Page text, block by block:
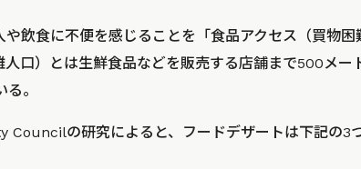
飲食に不便を感じることを「食品アクセス（買物
口）とは生鮮食品などを販売する店舗まで500メー
。
Councilの研究によると、フードデザートは下記の3